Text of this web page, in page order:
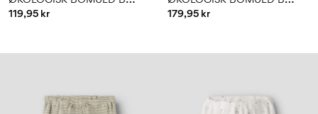
119,95 kr 179,95 kr